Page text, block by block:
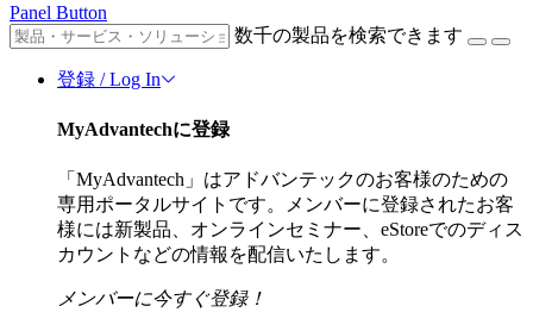
Panel Button
数千の製品を検索できます
登録 / Log In
MyAdvantechに登録
「MyAdvantech」はアドバンテックのお客様のための
専用ポータルサイトです。メンバーに登録されたお客
様には新製品、オンラインセミナー、eStoreでのディス
カウントなどの情報を配信いたします。
メンバーに今すぐ登録！